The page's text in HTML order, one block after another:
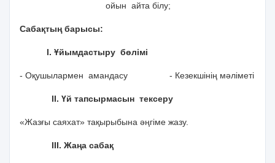
ойын айта білу;
Сабақтың барысы:
І. Ұйымдастыру бөлімі
- Оқушылармен амандасу - Кезекшінің мәліметі
ІІ. Үй тапсырмасын тексеру
«Жазғы саяхат» тақырыбына әңгіме жазу.
ІІІ. Жаңа сабақ